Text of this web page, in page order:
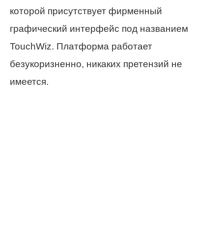
которой присутствует фирменный
графический интерфейс под названием
TouchWiz. Платформа работает
безукоризненно, никаких претензий не
имеется.